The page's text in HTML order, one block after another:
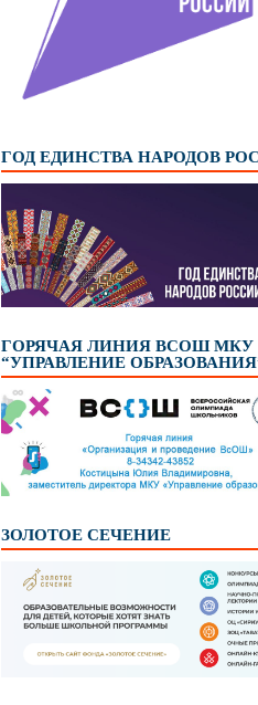
ГОД ЕДИНСТВА НАРОДОВ
ГОРЯЧАЯ ЛИНИЯ ВСОШ МКУ
“УПРАВЛЕНИЕ
ЗОЛОТОЕ СЕЧЕНИЕ